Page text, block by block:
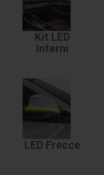
Kit LED
Interni
LED Frecce